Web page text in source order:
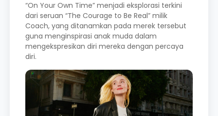
“On Your Own Time” menjadi eksplorasi terkini
dari seruan “The Courage to Be Real” milik
Coach, yang ditanamkan pada merek tersebut
guna menginspirasi anak muda dalam
mengekspresikan diri mereka dengan percaya
diri.